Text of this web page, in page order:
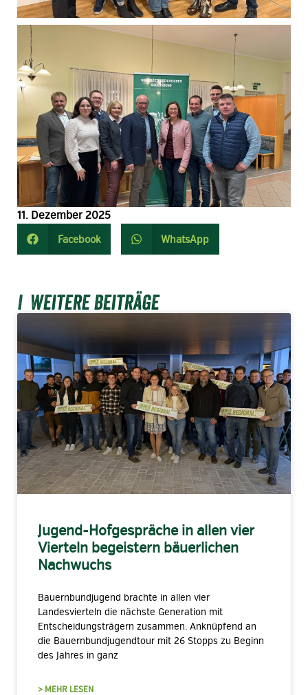
11. Dezember 2025
Facebook WhatsApp
Weitere Beiträge
Jugend-Hofgespräche in allen vier
Vierteln begeistern bäuerlichen
Nachwuchs
Bauernbundjugend brachte in allen vier
Landesvierteln die nächste Generation mit
Entscheidungsträgern zusammen. Anknüpfend an
die Bauernbundjugendtour mit 26 Stopps zu Beginn
des Jahres in ganz
> MEHR LESEN